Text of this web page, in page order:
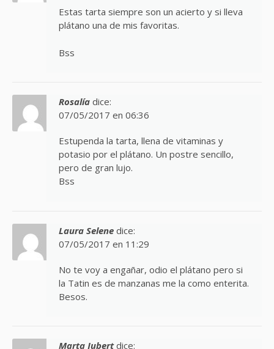
Estas tarta siempre son un acierto y si lleva
plátano una de mis favoritas.
Bss
Rosalía dice:
07/05/2017 en 06:36
Estupenda la tarta, llena de vitaminas y
potasio por el plátano. Un postre sencillo,
pero de gran lujo.
Bss
Laura Selene dice:
07/05/2017 en 11:29
No te voy a engañar, odio el plátano pero si
la Tatin es de manzanas me la como enterita.
Besos.
Marta Jubert dice: